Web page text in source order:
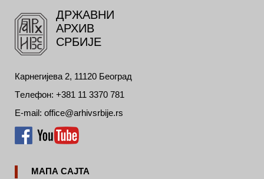
ДРЖАВНИ
АРХИВ
СРБИЈЕ
Карнегијева 2, 11120 Београд
Tелефон: +381 11 3370 781
E-mail: office@arhivsrbije.rs
МАПА САЈТА